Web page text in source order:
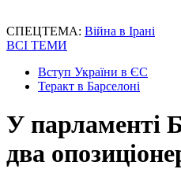
СПЕЦТЕМА: Війна в Ірані
ВСІ ТЕМИ
Вступ України в ЄС
Теракт в Барселоні
У парламенті
два